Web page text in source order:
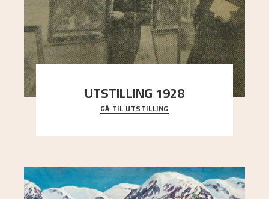
UTSTILLING 1928
Då Astrup døydde i 1928, tok vennene Moritz
Kaland og Simon Thorbjørnsen initiativ til å
GÅ TIL UTSTILLING